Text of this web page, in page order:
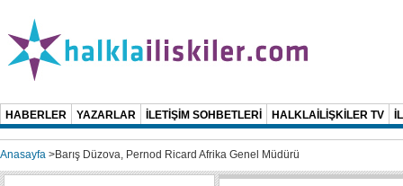
HABERLER YAZARLAR İLETİŞİM SOHBETLERİ HALKLAİLİŞKİLER TV
Anasayfa >Barış Düzova, Pernod Ricard Afrika Genel Müdürü